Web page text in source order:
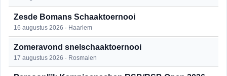
Zesde Bomans Schaaktoernooi
16 augustus 2026 · Haarlem
Zomeravond snelschaaktoernooi
17 augustus 2026 · Rosmalen